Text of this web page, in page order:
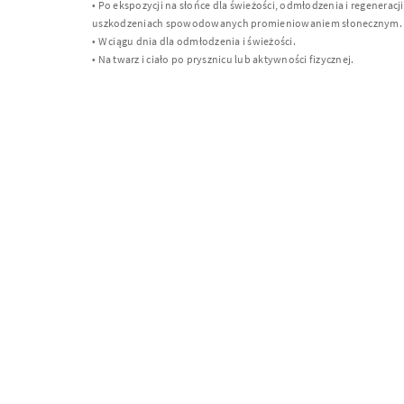
• Po ekspozycji na słońce dla świeżości, odmłodzenia i
uszkodzeniach spowodowanych promieniowaniem słonecznym.
• W ciągu dnia dla odmłodzenia i świeżości.
• Na twarz i ciało po prysznicu lub aktywności fizycznej.